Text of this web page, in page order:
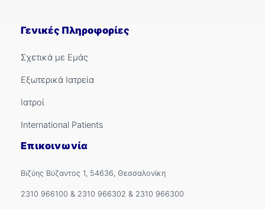
Γενικές Πληροφορίες
Σχετικά με Εμάς
Εξωτερικά Ιατρεία
Ιατροί
International Patients
Επικοινωνία
Βιζύης Βύζαντος 1, 54636, Θεσσαλονίκη
2310 966100 & 2310 966302 & 2310 966300